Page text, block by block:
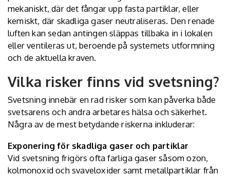
mekaniskt, där det fångar upp fasta partiklar, eller
kemiskt, där skadliga gaser neutraliseras. Den renade
luften kan sedan antingen släppas tillbaka in i lokalen
eller ventileras ut, beroende på systemets utformning
och de aktuella kraven.
Vilka risker finns vid svetsning?
Svetsning innebär en rad risker som kan påverka både
svetsarens och andra arbetares hälsa och säkerhet.
Några av de mest betydande riskerna inkluderar:
Exponering för skadliga gaser och partiklar
Vid svetsning frigörs ofta farliga gaser såsom ozon,
kolmonoxid och svaveloxider samt metallpartiklar från